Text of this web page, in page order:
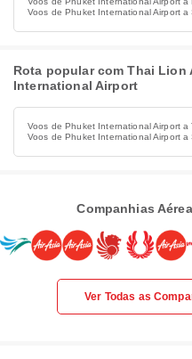
Voos de Phuket International Airport a
Rota popular com Thai Lion
International Airport
Voos de Phuket International Airport a
Voos de Phuket International Airport a
Companhias
Ver Todas as